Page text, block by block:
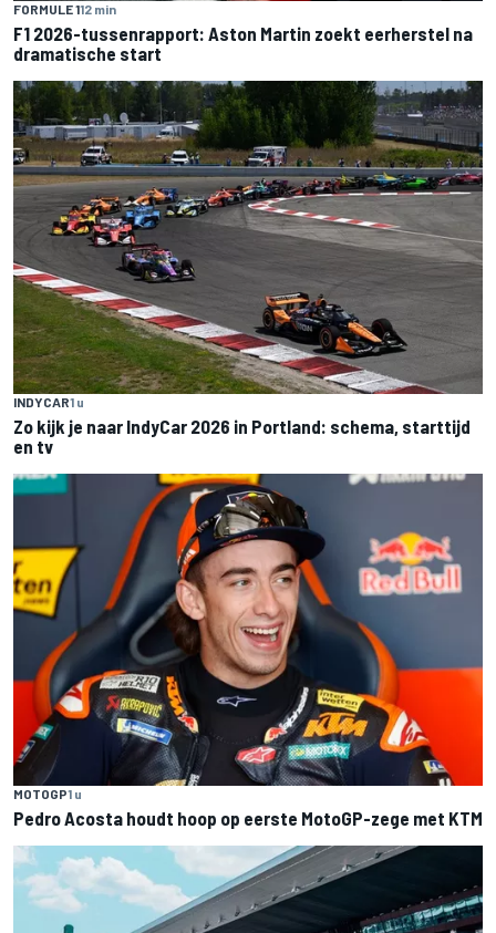
FORMULE 112 min
F1 2026-tussenrapport: Aston Martin zoekt eerherstel na
dramatische start
INDYCAR1 u
Zo kijk je naar IndyCar 2026 in Portland: schema, starttijd
en tv
MOTOGP1 u
Pedro Acosta houdt hoop op eerste MotoGP-zege met KTM